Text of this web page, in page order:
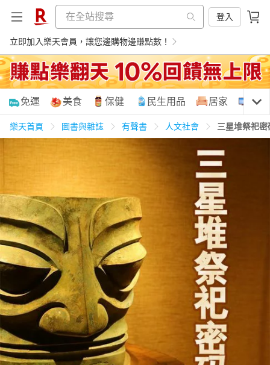
登入
立即加入樂天會員，讓您邊購物邊賺點數！
購物網分類
民生用品
居家生活 3C家電 親子玩具
女裝 男裝 情趣用品
日本購物 電子/紙本書
HOT
免運 美食 保健 民生用品 居家 3C
樂天首頁 圖書與雜誌 有聲書 人文社會 三星堆祭祀